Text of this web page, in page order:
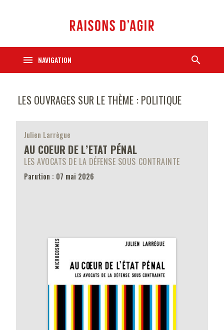
menu NAVIGATION search
LES OUVRAGES SUR LE THÈME : POLITIQUE
Julien Larrègue
AU COEUR DE L’ETAT PÉNAL
LES AVOCATS DE LA DÉFENSE SOUS CONTRAINTE
Parution : 07 mai 2026